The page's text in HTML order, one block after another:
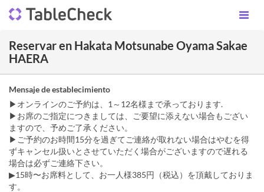
Reservar en Hakata Motsunabe Oyama Sakae
HAERA
Mensaje de establecimiento
▶オンラインのご予約は、1～12名様まで承っております.
▶お席のご指定につきましては、ご要望に添えない場合もござい
ますので、予めご了承ください。
▶ご予約のお時間15分を過ぎてご連絡が取れない場合はやむを得
ずキャンセル扱いとさせていただく場合がございますので遅れる
場合は必ずご連絡下さい。
▶︎15時〜お席料として、お一人様385円（税込）を頂戴しておりま
す。